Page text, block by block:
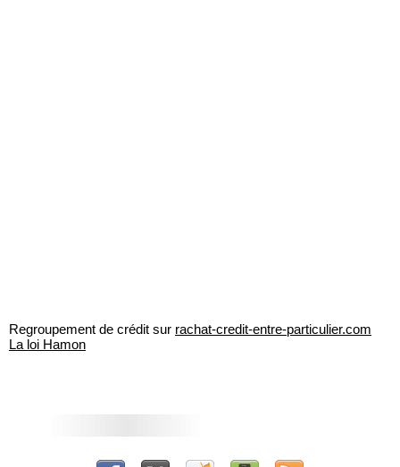
Regroupement de crédit sur rachat-credit-entre-particulier.com
La loi Hamon